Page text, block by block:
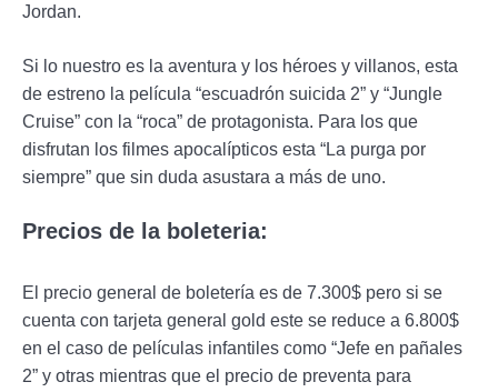
Jordan.
Si lo nuestro es la aventura y los héroes y villanos, esta
de estreno la película “escuadrón suicida 2” y “Jungle
Cruise” con la “roca” de protagonista. Para los que
disfrutan los filmes apocalípticos esta “La purga por
siempre” que sin duda asustara a más de uno.
Precios de la boleteria:
El precio general de boletería es de 7.300$ pero si se
cuenta con tarjeta general gold este se reduce a 6.800$
en el caso de películas infantiles como “Jefe en pañales
2” y otras mientras que el precio de preventa para